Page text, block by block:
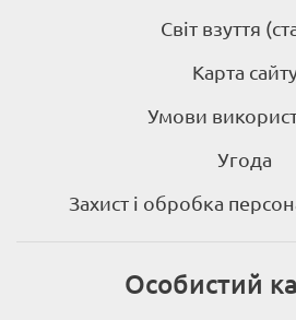
Світ взуття
Карта
Умови
Угода
Захист і обробка
Особистий